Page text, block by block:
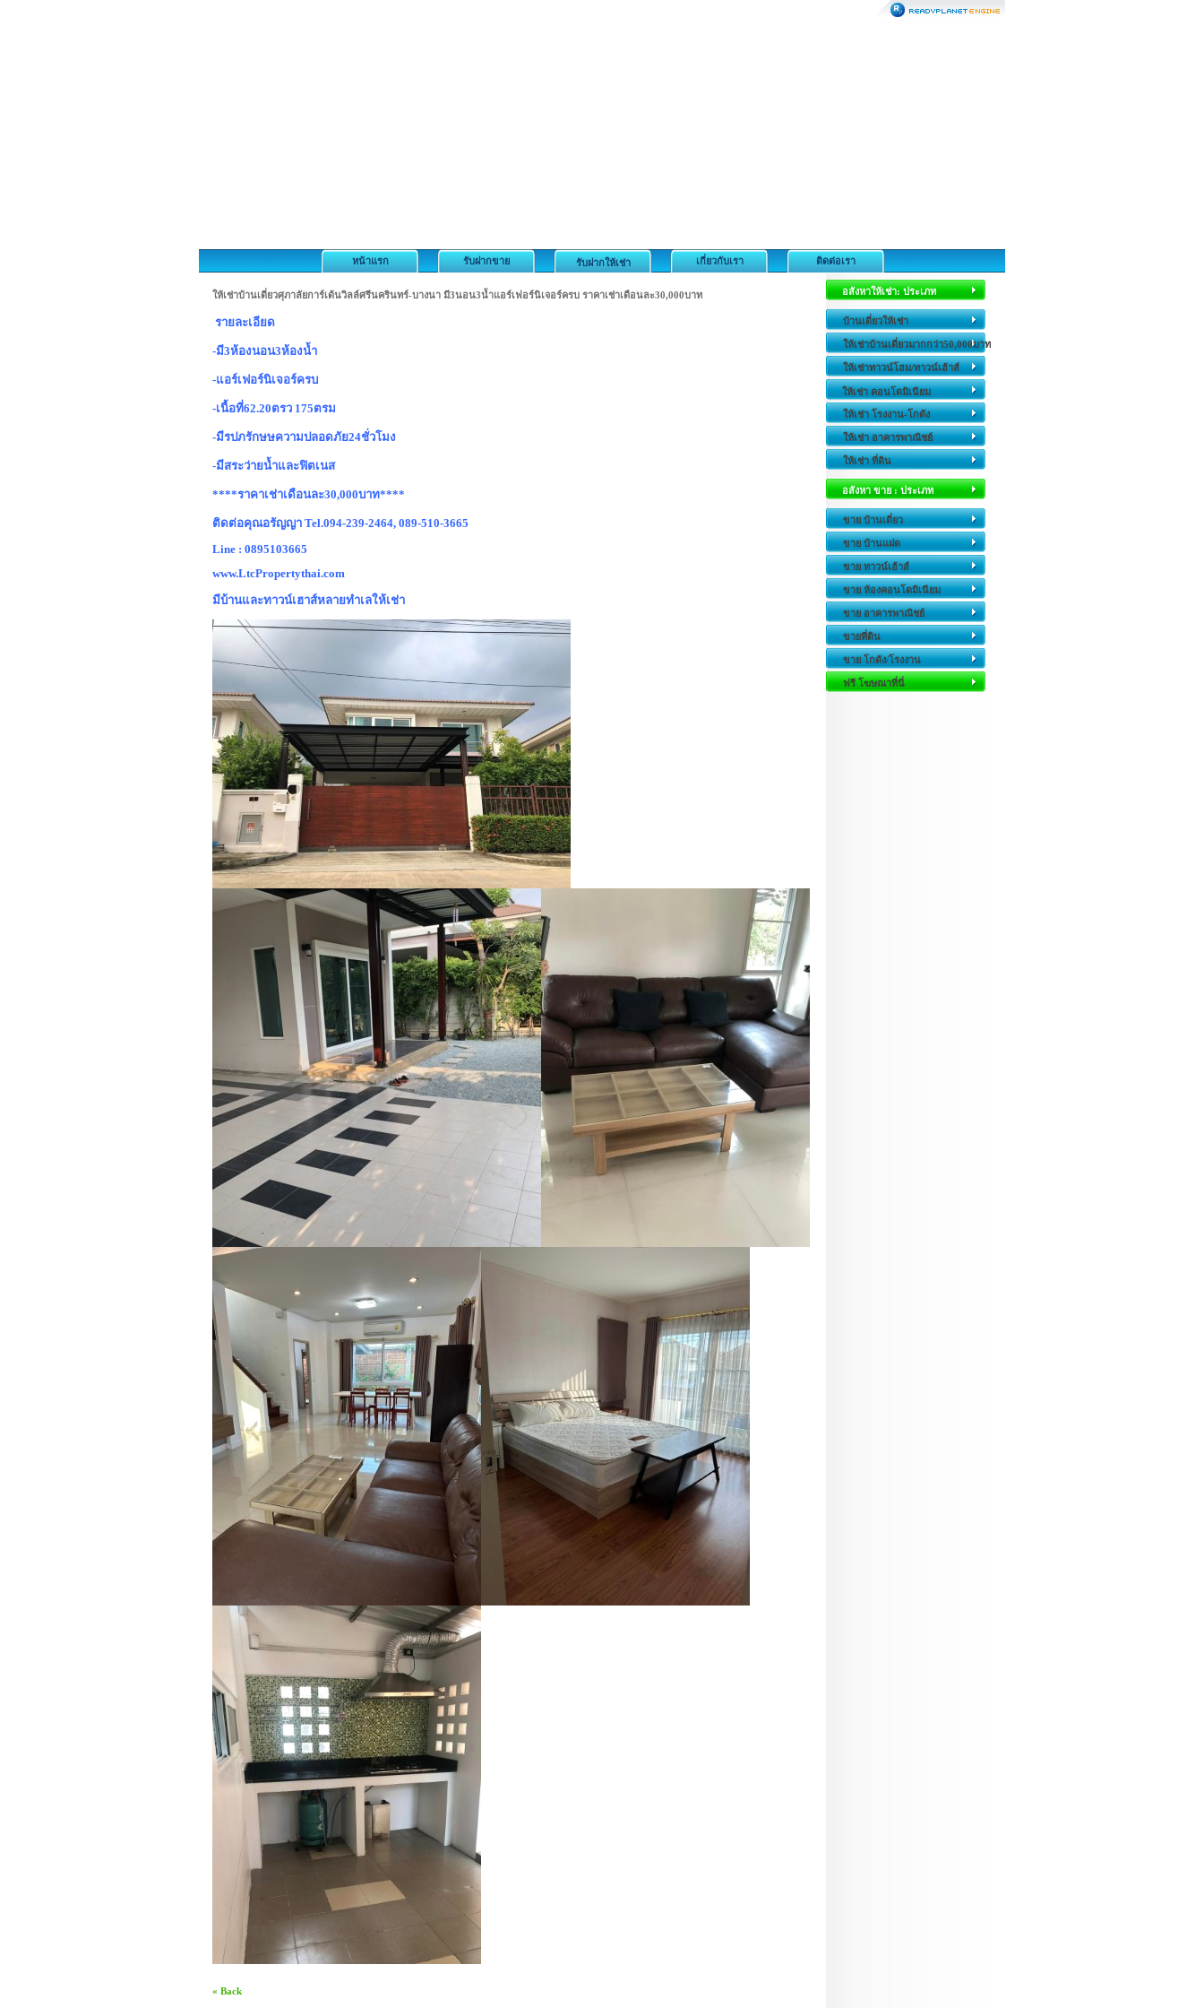
หน้าแรก รับฝากขาย รับฝากให้เช่า เกี่ยวกับเรา ติดต่อเรา
ให้เช่าบ้านเดี่ยวศุภาลัยการ์เด้นวิลล์ศรีนครินทร์-บางนา มี3นอน3น้ำแอร์เฟอร์นิเจอร์ครบ ราคาเช่าเดือนละ30,000บาท
รายละเอียด
-มี3ห้องนอน3ห้องน้ำ
-แอร์เฟอร์นิเจอร์ครบ
-เนื้อที่62.20ตรว 175ตรม
-มีรปภรักษษความปลอดภัย24ชั่วโมง
-มีสระว่ายน้ำและฟิตเนส
****ราคาเช่าเดือนละ30,000บาท****
ติดต่อคุณอรัญญา Tel.094-239-2464, 089-510-3665
Line : 0895103665
www.LtcPropertythai.com
มีบ้านและทาวน์เฮาส์หลายทำเลให้เช่า
« Back
อสังหาให้เช่า: ประเภท
บ้านเดี่ยวให้เช่า
ให้เช่าบ้านเดี่ยวมากกว่า50,000บาท
ให้เช่าทาวน์โฮม/ทาวน์เฮ้าส์
ให้เช่า คอนโดมิเนียม
ให้เช่า โรงงาน-โกดัง
ให้เช่า อาคารพาณิชย์
ให้เช่า ที่ดิน
อสังหา ขาย : ประเภท
ขาย บ้านเดี่ยว
ขาย บ้านแฝด
ขาย ทาวน์เฮ้าส์
ขาย ห้องคอนโดมิเนียม
ขาย อาคารพาณิชย์
ขายที่ดิน
ขาย โกดัง/โรงงาน
ฟรี โฆษณาที่นี่